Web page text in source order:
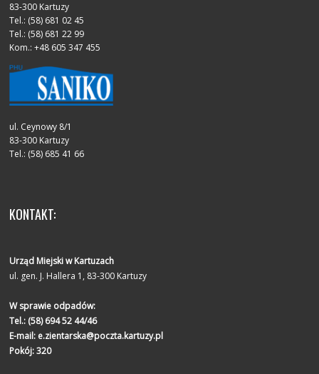
83-300 Kartuzy
Tel.: (58) 681 02 45
Tel.: (58) 681 22 99
Kom.: +48 605 347 455
ul. Ceynowy 8/1
83-300 Kartuzy
Tel.: (58) 685 41 66
KONTAKT:
Urząd Miejski w Kartuzach
ul. gen. J. Hallera 1, 83-300 Kartuzy
W sprawie odpadów:
Tel.: (58) 694 52 44/46
E-mail: e.zientarska@poczta.kartuzy.pl
Pokój: 320